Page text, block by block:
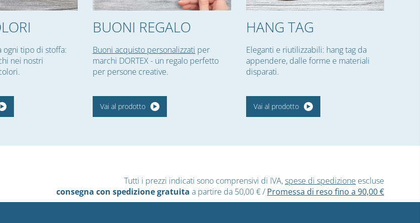
ogni tipo di stoffa:
nei nostri
BUONI REGALO
Buoni acquisto personalizzati per
marchi DORTEX - un regalo perfetto
per persone creative.
Vai al prodotto
HANG TAG
Eleganti e riutilizzabili: hang tag da
appendere, dalle forme e materiali
disparati.
Vai al prodotto
Tutti i prezzi indicati sono comprensivi di IVA,spese di spedizione escluse
consegna con spedizione gratuita a partire da 50,00 €/ Promessa di reso fino a 90,00 €